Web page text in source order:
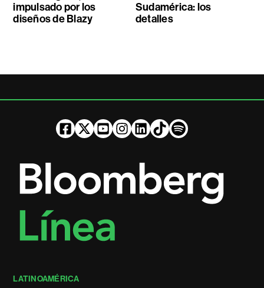
impulsado por los
diseños de Blazy
Sudamérica: los
detalles
LATINOAMÉRICA